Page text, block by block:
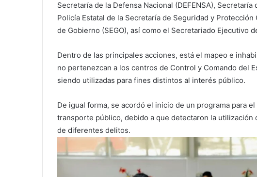
Secretaría de la Defensa Nacional (DEFENSA), Secretaría
Policía Estatal de la Secretaría de Seguridad y Protección
de Gobierno (SEGO), así como el Secretariado Ejecutivo
Dentro de las principales acciones, está el mapeo e
no pertenezcan a los centros de Control y Comando del
siendo utilizadas para fines distintos al interés público.
De igual forma, se acordó el inicio de un programa para
transporte público, debido a que detectaron la
de diferentes delitos.